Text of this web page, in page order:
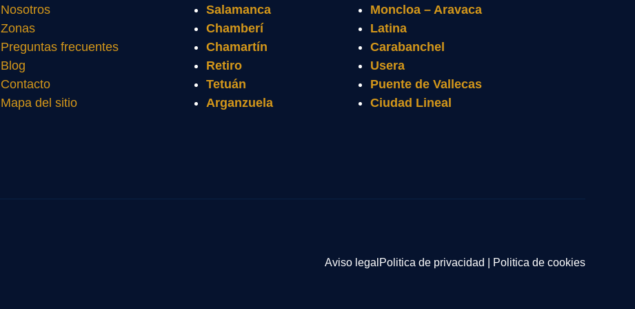
Nosotros
Zonas
Preguntas frecuentes
Blog
Contacto
Mapa del sitio
Salamanca
Chamberí
Chamartín
Retiro
Tetuán
Arganzuela
Moncloa – Aravaca
Latina
Carabanchel
Usera
Puente de Vallecas
Ciudad Lineal
Aviso legal Politica de privacidad Politica de cookies